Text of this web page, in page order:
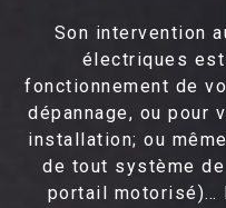
Son intervention
électriques
fonctionnement de
dépannage, ou pour
installation; ou
de tout système
portail motorisé)…